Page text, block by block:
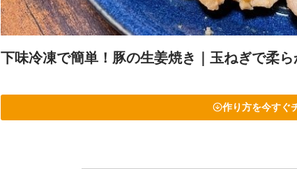
下味冷凍で簡単！豚の生姜焼き｜玉ねぎで柔
作り方を今すぐ